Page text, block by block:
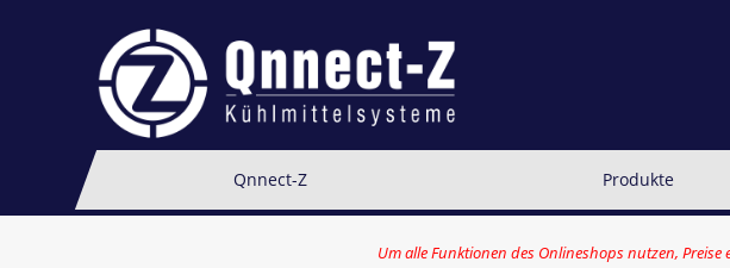
Qnnect-Z Produkte
Um alle Funktionen des Onlineshops nutzen,